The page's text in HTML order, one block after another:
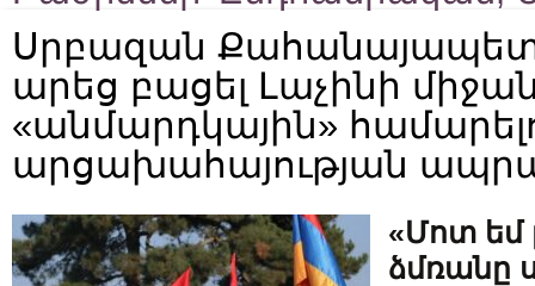
Սրբազան
արեց բացել Լաչինի
«անմարդկային»
արցախահայության
«Մոտ եմ
ձմռանը